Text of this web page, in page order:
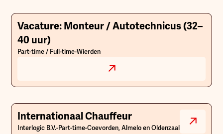
Vacature: Monteur / Autotechnicus (32–
40 uur)
Part-time / Full-time-Wierden
Internationaal Chauffeur
Interlogic B.V.-Part-time-Coevorden, Almelo en Oldenzaal